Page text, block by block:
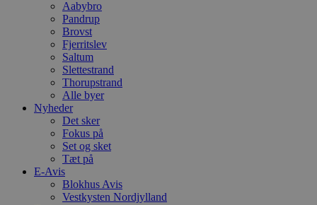
Aabybro
Pandrup
Brovst
Fjerritslev
Saltum
Slettestrand
Thorupstrand
Alle byer
Nyheder
Det sker
Fokus på
Set og sket
Tæt på
E-Avis
Blokhus Avis
Vestkysten Nordjylland